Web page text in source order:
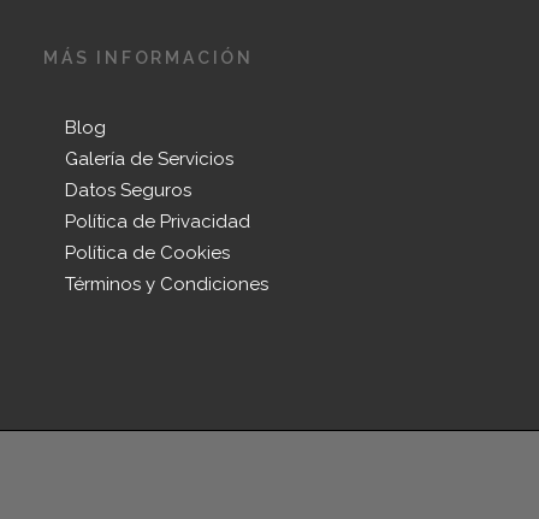
MÁS INFORMACIÓN
Blog
Galería de Servicios
Datos Seguros
Política de Privacidad
Política de Cookies
Términos y Condiciones